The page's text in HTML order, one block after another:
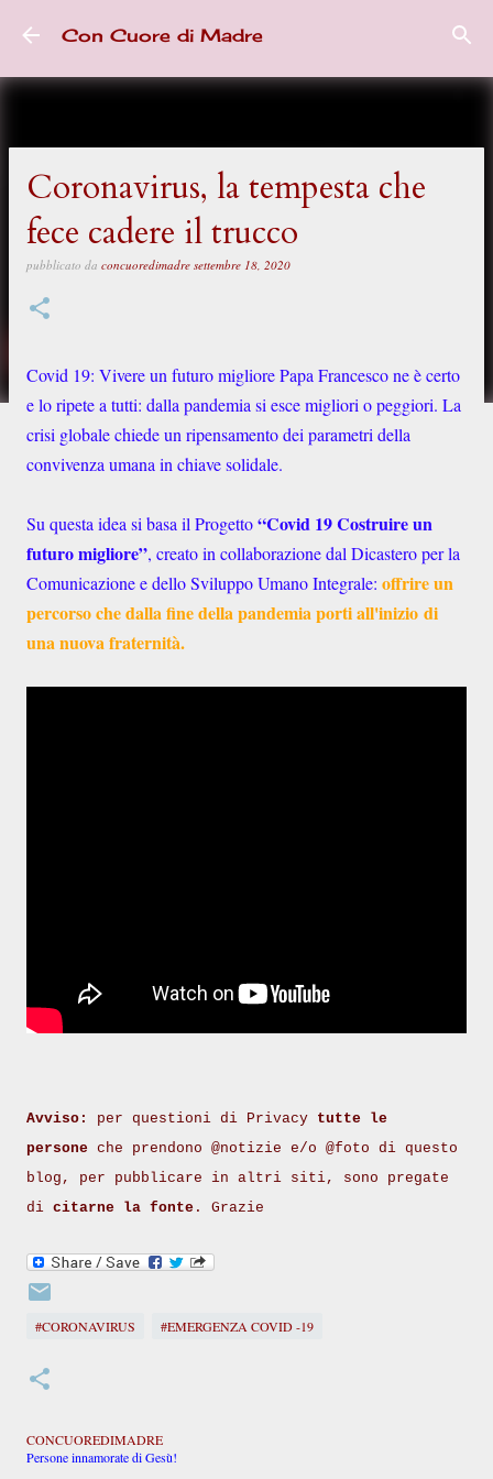
Passa ai contenuti principali
Con Cuore di Madre
Coronavirus, la tempesta che
fece cadere il trucco
pubblicato da concuoredimadre settembre 18, 2020
Covid 19: Vivere un futuro migliore Papa Francesco ne è certo
e lo ripete a tutti: dalla pandemia si esce migliori o peggiori. La
crisi globale chiede un ripensamento dei parametri della
convivenza umana in chiave solidale.
Su questa idea si basa il Progetto“Covid 19 Costruire un
futuro migliore”, creato in collaborazione dal Dicastero per la
Comunicazione e dello Sviluppo Umano Integrale: offrire un
percorso che dalla fine della pandemia porti all'inizio di
una nuova fraternità.
Avviso: per questioni di Privacy tutte le
persone che prendono @notizie e/o @foto di questo
blog, per pubblicare in altri siti, sono pregate
di citarne la fonte . Grazie
#CORONAVIRUS #EMERGENZA COVID -19
CONCUOREDIMADRE
Persone innamorate di Gesù!